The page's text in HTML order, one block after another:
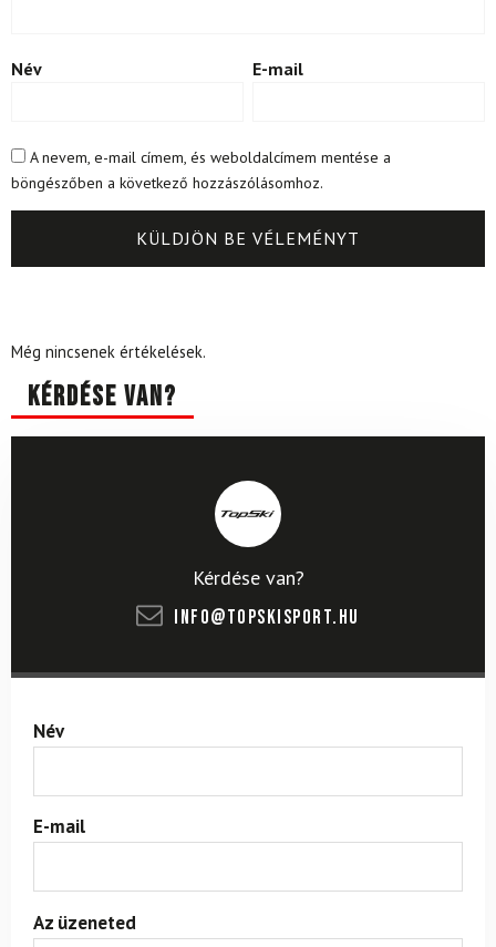
Név E-mail
A nevem, e-mail címem, és weboldalcímem mentése a
böngészőben a következő hozzászólásomhoz.
Még nincsenek értékelések.
Kérdése van?
Kérdése van?
info@topskisport.hu
Név
E-mail
Az üzeneted